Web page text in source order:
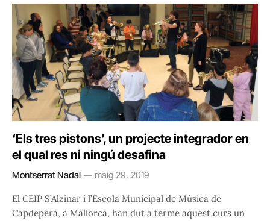
‘Els tres pistons’, un projecte integrador en
el qual res ni ningú desafina
Montserrat Nadal maig 29, 2019
El CEIP S’Alzinar i l’Escola Municipal de Música de
Capdepera, a Mallorca, han dut a terme aquest curs un